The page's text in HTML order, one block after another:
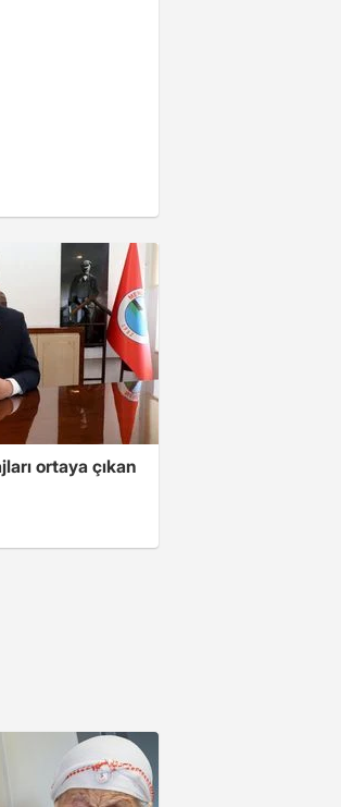
ortaya çıkan